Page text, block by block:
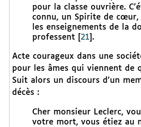
pour la classe ouvrière.
connu, un Spirite de
les enseignements de la
professent[ 21 .
Acte courageux dans une
pour les âmes qui viennent de
Suit alors un discours d’un
décès :
Cher monsieur Leclerc,
votre mort, vous étiez au